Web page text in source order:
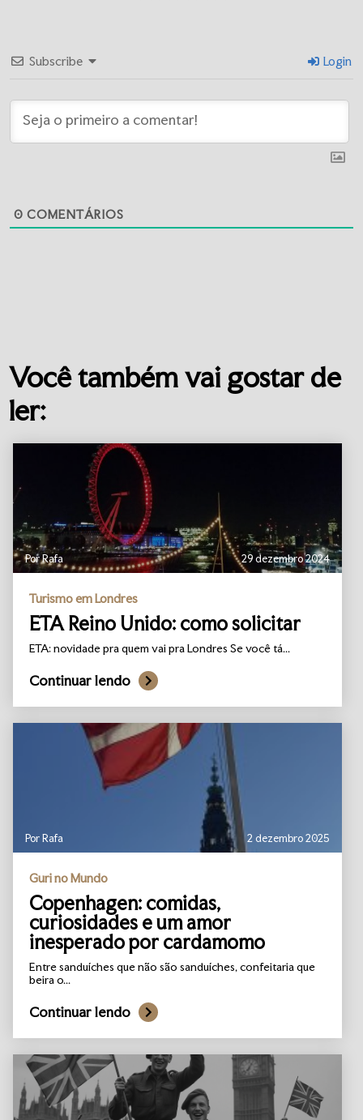
Subscribe Login
0 COMENTÁRIOS
Você também vai gostar de
ler:
Por Rafa 29 dezembro 2024
Turismo em Londres
ETA Reino Unido: como solicitar
ETA: novidade pra quem vai pra Londres Se você tá...
Continuar lendo
Por Rafa 2 dezembro 2025
Guri no Mundo
Copenhagen: comidas,
curiosidades e um amor
inesperado por cardamomo
Entre sanduíches que não são sanduíches, confeitaria que
beira o...
Continuar lendo